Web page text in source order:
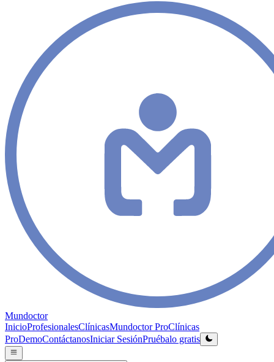
Mundoctor
InicioProfesionalesClínicasMundoctor ProClínicas
ProDemoContáctanosIniciar SesiónPruébalo gratis